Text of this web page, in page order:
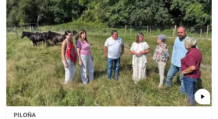
play_arrow
PILOÑA